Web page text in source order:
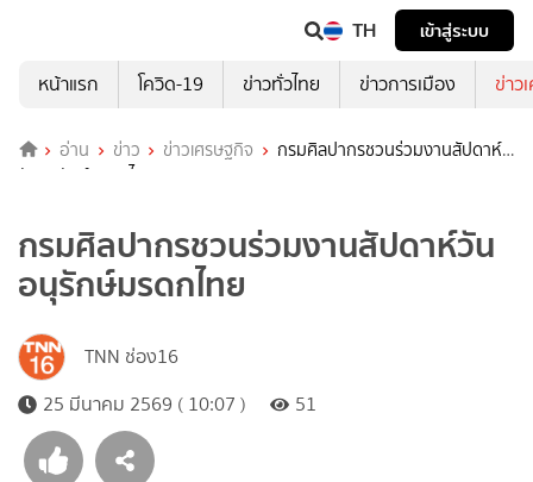
TH
เข้าสู่ระบบ
หน้าแรก
โควิด-19 ข่าวทั่วไทย ข่าวการเมือง ข่าว
อ่าน ข่าว ข่าวเศรษฐกิจ
กรมศิลปากรชวนร่วมงานสัปดาห์
วันอนุรักษ์มรดกไทย
กรมศิลปากรชวนร่วมงานสัปดาห์วัน
อนุรักษ์มรดกไทย
TNN ช่อง16
25 มีนาคม 2569 ( 10:07 )
51